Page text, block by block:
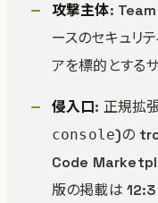
攻撃主体:
ースのセキュリ
アを標的とする
侵入口: 正規拡
console)の
Code
版の掲載は